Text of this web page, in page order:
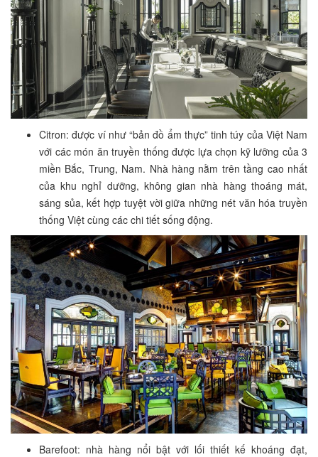
Citron: được ví như “bản đồ ẩm thực” tinh túy của Việt Nam
với các món ăn truyền thống được lựa chọn kỹ lưỡng của 3
miền Bắc, Trung, Nam. Nhà hàng nằm trên tầng cao nhất
của khu nghỉ dưỡng, không gian nhà hàng thoáng mát,
sáng sủa, kết hợp tuyệt vời giữa những nét văn hóa truyền
thống Việt cùng các chi tiết sống động.
Barefoot: nhà hàng nổi bật với lối thiết kế khoáng đạt,